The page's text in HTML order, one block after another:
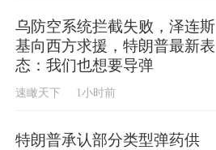
乌防空系统拦截失败，泽连斯
基向西方求援，特朗普最新表
态：我们也想要导弹
速瞰天下 1小时前
特朗普承认部分类型弹药供